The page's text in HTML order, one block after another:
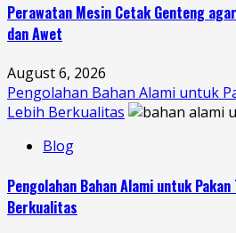
Perawatan Mesin Cetak Genteng
dan Awet
August 6, 2026
Pengolahan Bahan Alami untuk
Lebih Berkualitas
Blog
Pengolahan Bahan Alami untuk
Berkualitas